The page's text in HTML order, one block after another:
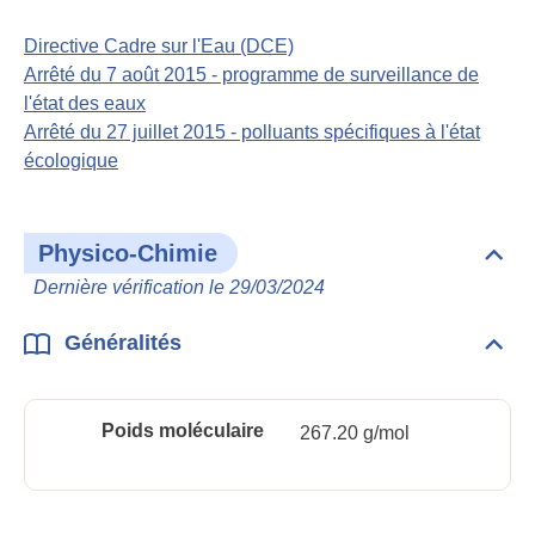
Directive Cadre sur l'Eau (DCE)
Arrêté du 7 août 2015 - programme de surveillance de
l'état des eaux
Arrêté du 27 juillet 2015 - polluants spécifiques à l'état
écologique
Physico-Chimie
Dernière vérification le 29/03/2024
Généralités
Poids moléculaire 267.20 g/mol